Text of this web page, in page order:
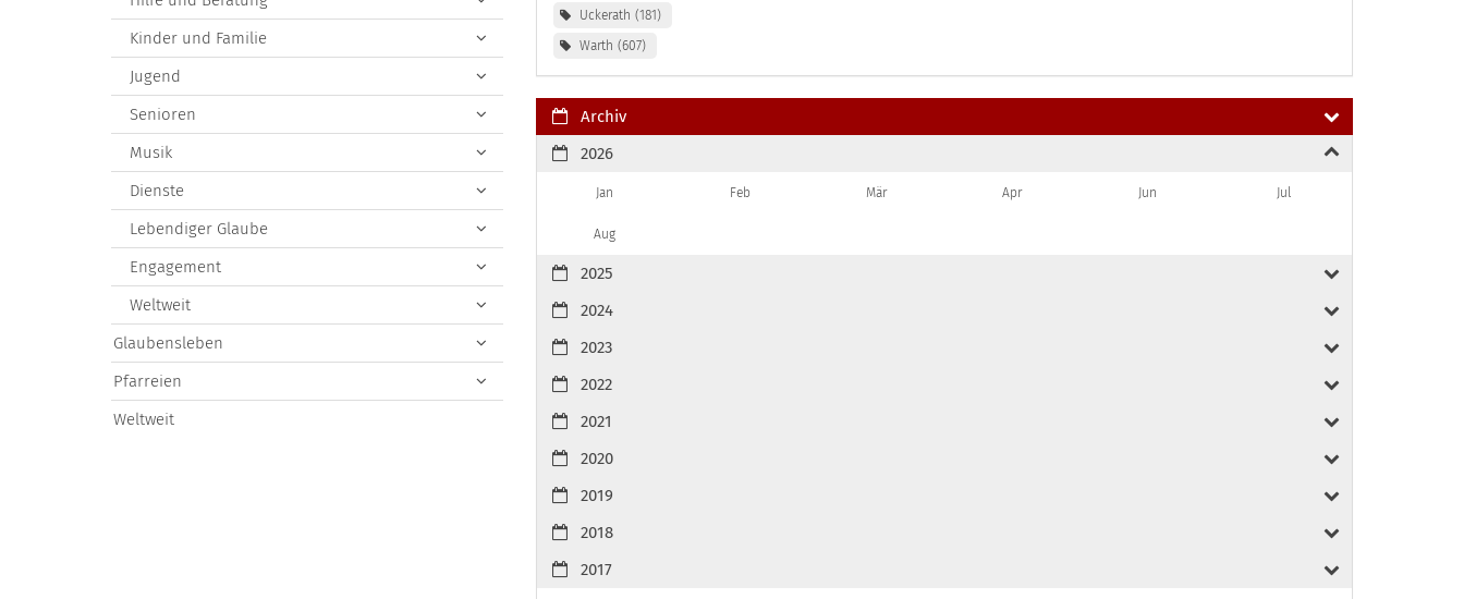
Uckerath
181
Warth
607
Archiv
2026
Jan Feb Mär Apr Jun Jul
Aug
2025
2024
2023
2022
2021
2020
2019
2018
2017
Kinder und Familie
Jugend
Senioren
Musik
Dienste
Lebendiger Glaube
Engagement
Weltweit
Glaubensleben
Pfarreien
Weltweit